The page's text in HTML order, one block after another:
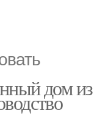
дом из